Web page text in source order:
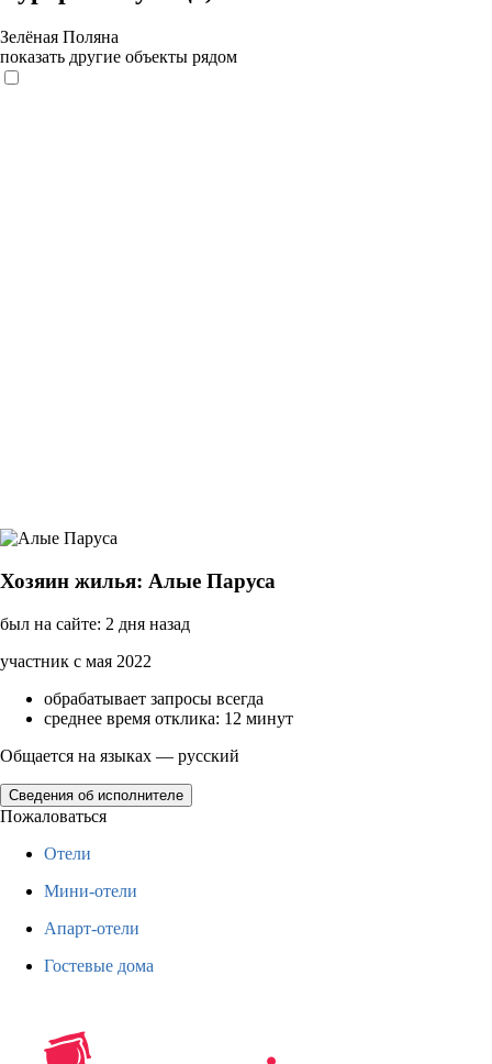
Зелёная Поляна
показать другие объекты рядом
Хозяин жилья: Алые Паруса
был на сайте: 2 дня назад
участник с мая 2022
обрабатывает запросы всегда
среднее время отклика: 12 минут
Общается на языках — русский
Сведения об исполнителе
Пожаловаться
Отели
Мини-отели
Апарт-отели
Гостевые дома